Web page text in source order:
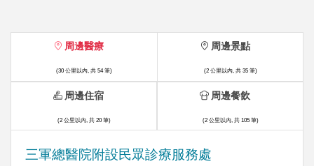
周邊醫療
(30 公里以內, 共 54 筆)
三軍總醫院附設民眾診療服務處
周邊景點
(2 公里以內, 共 35 筆)
周邊住宿
(2 公里以內, 共 20 筆)
周邊餐飲
(2 公里以內, 共 105 筆)